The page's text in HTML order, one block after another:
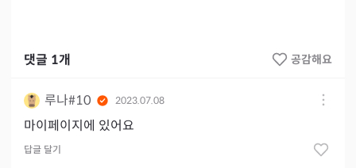
댓글 1개 공감해요
루나#10 2023.07.08
마이페이지에 있어요
답글 달기